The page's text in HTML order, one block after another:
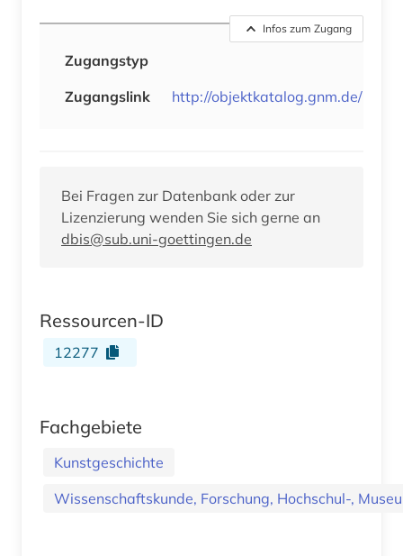
Infos zum Zugang
Zugangstyp
Zugangslink
http://objektkatalog.gnm.de/
Bei Fragen zur Datenbank oder zur
Lizenzierung wenden Sie sich gerne an
dbis@sub.uni-goettingen.de
Ressourcen-ID
12277
Fachgebiete
Kunstgeschichte
Wissenschaftskunde, Forschung, Hochschul-,